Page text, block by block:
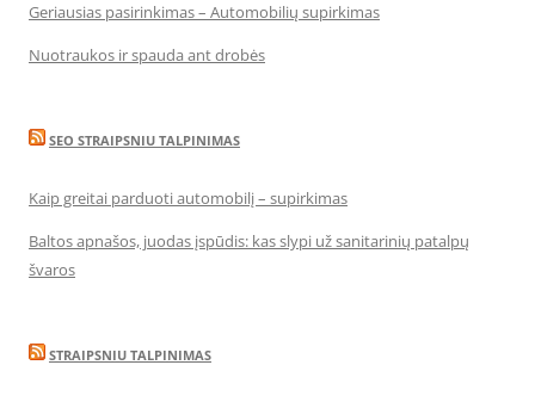
Geriausias pasirinkimas – Automobilių supirkimas
Nuotraukos ir spauda ant drobės
SEO STRAIPSNIU TALPINIMAS
Kaip greitai parduoti automobilį – supirkimas
Baltos apnašos, juodas įspūdis: kas slypi už sanitarinių patalpų
švaros
STRAIPSNIU TALPINIMAS